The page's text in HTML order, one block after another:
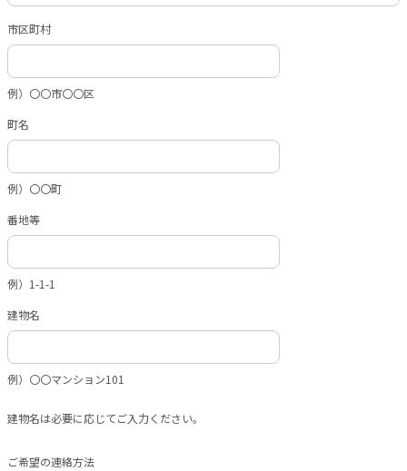
市区町村
例）〇〇市〇〇区
町名
例）〇〇町
番地等
例）1-1-1
建物名
例）〇〇マンション101
建物名は必要に応じてご入力ください。
ご希望の連絡方法